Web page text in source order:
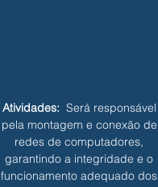
Atividades: Será responsável
pela montagem e conexão de
redes de computadores,
garantindo a integridade e o
funcionamento adequado dos